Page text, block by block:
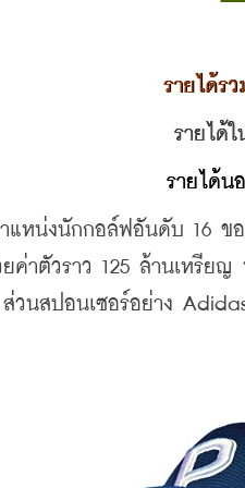
รายได้ร
รายได้
รายได้น
หน่งนักกอล์ฟอันดับ 16 ขอ
าตัวราว 125 ล้านเหรียญ
วนสปอนเซอร์อย่าง